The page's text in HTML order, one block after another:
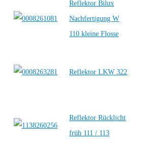
Reflektor Bilux
Nachfertigung W
110 kleine Flosse
Reflektor LKW 322
Reflektor Rücklicht
früh 111 / 113